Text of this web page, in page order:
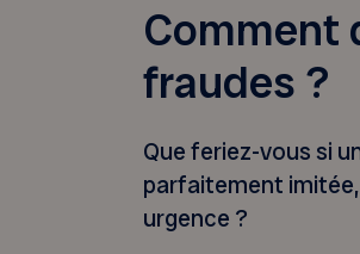
Comment
fraudes ?
Que feriez-vous si
parfaitement imitée,
urgence ?